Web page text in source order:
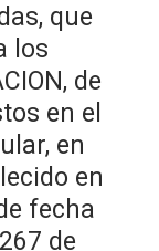
que
los
de
en el
en
en
fecha
de